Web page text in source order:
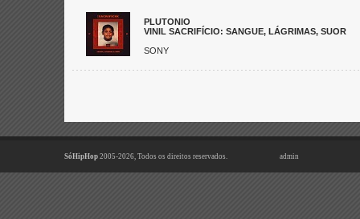
PLUTONIO
VINIL SACRIFÍCIO: SANGUE, LÁGRIMAS, SUOR
SONY
SóHipHop 2005-2026, Todos os direitos reservados. admin